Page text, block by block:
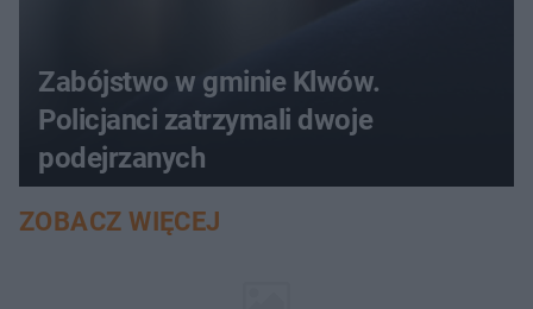
Zabójstwo w gminie Klwów.
Policjanci zatrzymali dwoje
podejrzanych
ZOBACZ WIĘCEJ